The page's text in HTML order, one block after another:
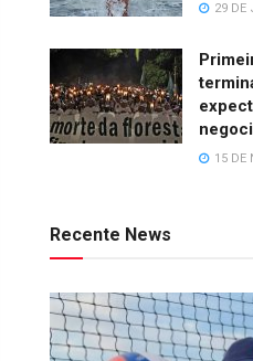
29 DE
15 DE
Recente News